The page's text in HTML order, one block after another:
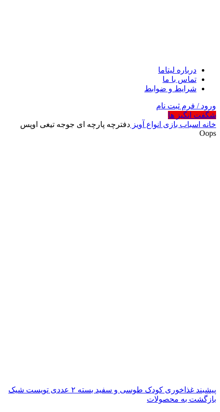
درباره لیتاما
تماس با ما
شرایط و ضوابط
ورود / فرم ثبت نام
شگفت انگیز ها
خانه اسباب بازی انواع آویز دفترچه پارچه ای جوجه تیغی اوپس
Oops
پیشبند غذاخوری کودک طوسی و سفید بسته ۲ عددی تویست شیک
بازگشت به محصولات